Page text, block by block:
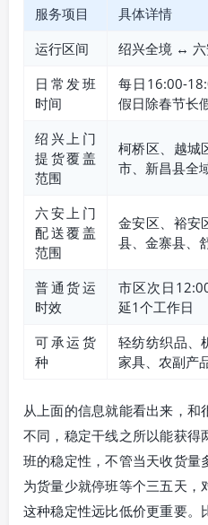
服务项目
具体详情
运行区间
绍兴全境 ↔ 六
日常发班
时间
每日16:00-
假日除春节长
绍兴上门
提货覆盖
范围
柯桥区、越城
市、新昌县全
六安上门
配送覆盖
范围
金安区、裕安
县、金寨县、
普通货运
时效
市区次日
延1个工作日
可承运货
种
轻纺纺织品、
家具、农副产
从上面的信息就能看出来，
不同，稳定干线之所以能获得
班的稳定性，不管当天收货量
为货量少就停班等个三五天，
这种稳定性远比低价更重要。